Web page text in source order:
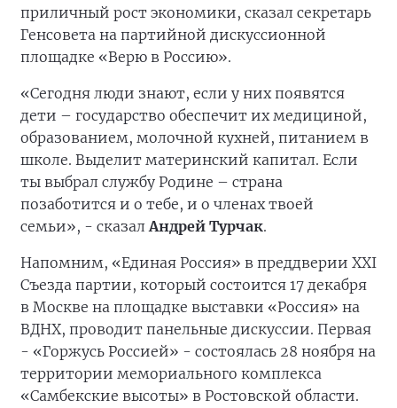
приличный рост экономики, сказал секретарь
Генсовета на партийной дискуссионной
площадке «Верю в Россию».
«Сегодня люди знают, если у них появятся
дети – государство обеспечит их медициной,
образованием, молочной кухней, питанием в
школе. Выделит материнский капитал. Если
ты выбрал службу Родине – страна
позаботится и о тебе, и о членах твоей
семьи», - сказалАндрей Турчак.
Напомним, «Единая Россия» в преддверии XXI
Съезда партии, который состоится 17 декабря
в Москве на площадке выставки «Россия» на
ВДНХ, проводит панельные дискуссии. Первая
- «Горжусь Россией» - состоялась 28 ноября на
территории мемориального комплекса
«Самбекские высоты» в Ростовской области.